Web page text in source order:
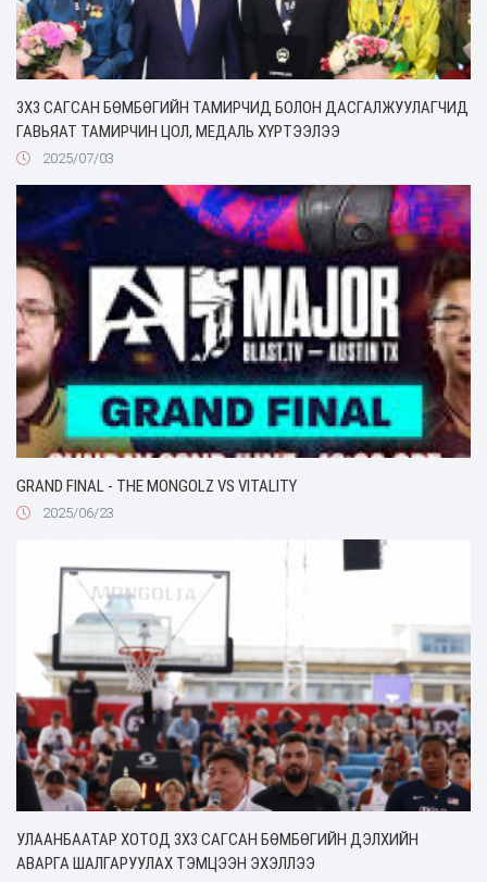
3Х3 САГСАН БӨМБӨГИЙН ТАМИРЧИД БОЛОН ДАСГАЛЖУУЛАГЧИД
ГАВЬЯАТ ТАМИРЧИН ЦОЛ, МЕДАЛЬ ХҮРТЭЭЛЭЭ
2025/07/03
GRAND FINAL - THE MONGOLZ VS VITALITY
2025/06/23
УЛААНБААТАР ХОТОД 3Х3 САГСАН БӨМБӨГИЙН ДЭЛХИЙН
АВАРГА ШАЛГАРУУЛАХ ТЭМЦЭЭН ЭХЭЛЛЭЭ